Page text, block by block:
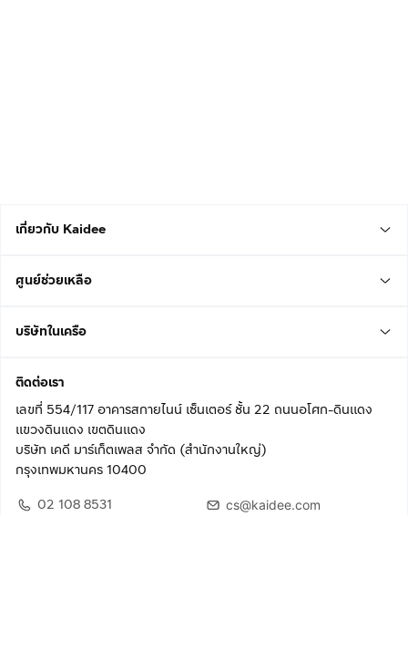
เกี่ยวกับ Kaidee
ศูนย์ช่วยเหลือ
บริษัทในเครือ
ติดต่อเรา
เลขที่ 554/117 อาคารสกายไนน์ เซ็นเตอร์ ชั้น 22 ถนนอโศก-ดินแดง
แขวงดินแดง เขตดินแดง
บริษัท เคดี มาร์เก็ตเพลส จำกัด (สำนักงานใหญ่)
กรุงเทพมหานคร 10400
02 108 8531
cs@kaidee.com